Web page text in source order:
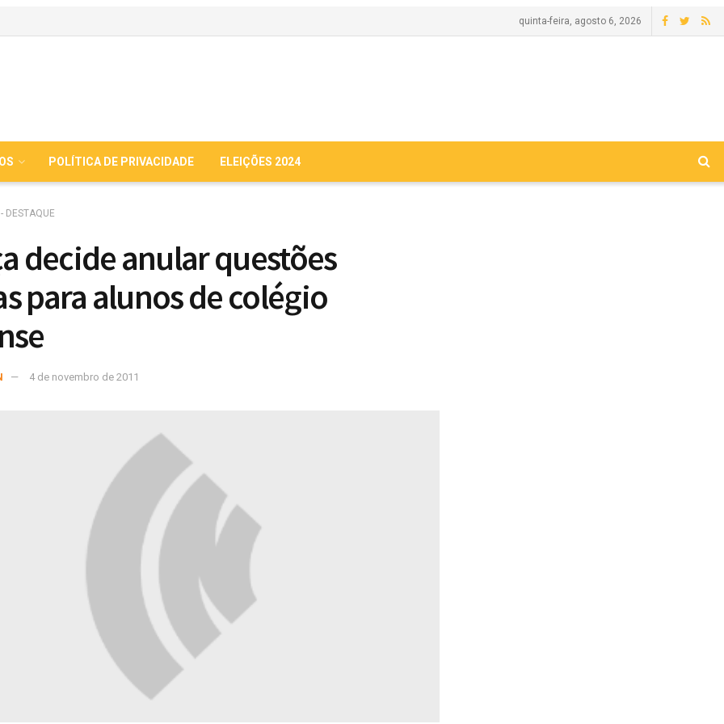
quinta-feira, agosto 6, 2026
POLÍTICA DE PRIVACIDADE ELEIÇÕES 2024
DESTAQUE
decide anular questões
para alunos de colégio
4 de novembro de 2011